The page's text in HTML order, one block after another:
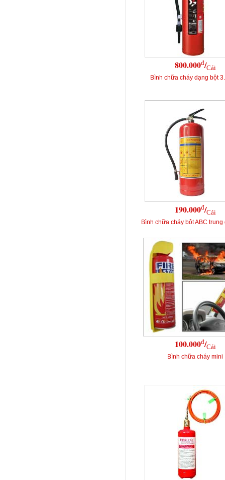
800.000đ/Cái
Bình chữa cháy dạng bột
190.000đ/Cái
Bình chữa cháy bôt ABC trung
100.000đ/Cái
Bình chữa cháy mini